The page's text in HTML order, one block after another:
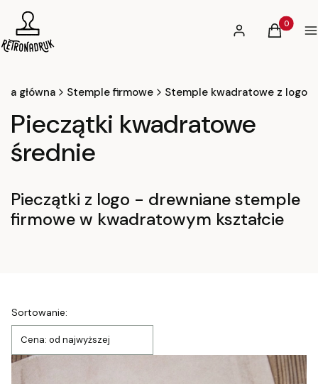
Zaloguj sięProdukty
Koszyk
główna Stemple firmowe Stemple kwadratowe z logo
Pieczątki kwadratowe
średnie
Pieczątki z logo - drewniane stemple
firmowe w kwadratowym kształcie
Lista produktów
Sortowanie:
Cena: od najwyższej